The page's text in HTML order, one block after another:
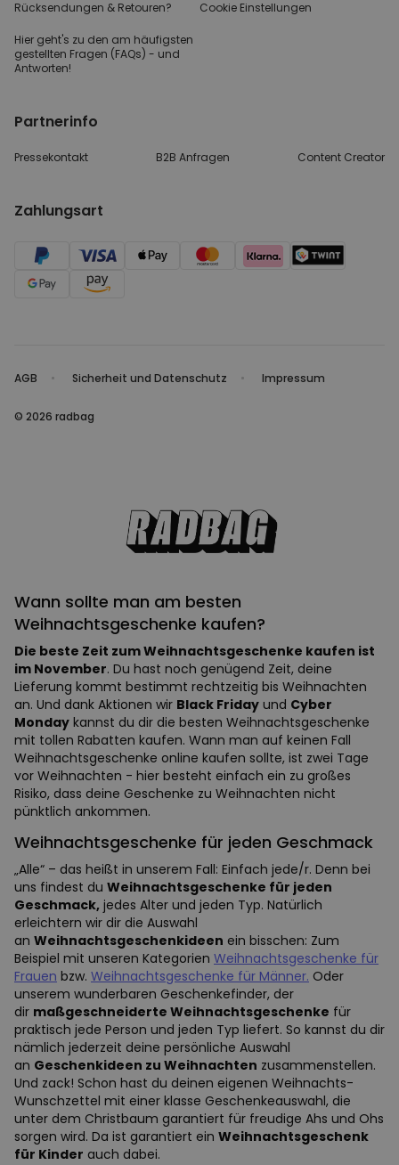
Rücksendungen & Retouren?
Hier geht's zu den am häufigsten
gestellten Fragen (FAQs) - und
Antworten!
Cookie Einstellungen
Partnerinfo
Pressekontakt B2B Anfragen Content Creator
Zahlungsart
AGB Sicherheit und Datenschutz Impressum
© 2026 radbag
Wann sollte man am besten
Weihnachtsgeschenke kaufen?
Die beste Zeit zum Weihnachtsgeschenke kaufen ist
im November. Du hast noch genügend Zeit, deine
Lieferung kommt bestimmt rechtzeitig bis Weihnachten
an. Und dank Aktionen wir Black Friday und Cyber
Monday kannst du dir die besten Weihnachtsgeschenke
mit tollen Rabatten kaufen. Wann man auf keinen Fall
Weihnachtsgeschenke online kaufen sollte, ist zwei Tage
vor Weihnachten - hier besteht einfach ein zu großes
Risiko, dass deine Geschenke zu Weihnachten nicht
pünktlich ankommen.
Weihnachtsgeschenke für jeden Geschmack
„Alle“ – das heißt in unserem Fall: Einfach jede/r. Denn bei
uns findest du Weihnachtsgeschenke für jeden
Geschmack, jedes Alter und jeden Typ. Natürlich
erleichtern wir dir die Auswahl
an Weihnachtsgeschenkideen ein bisschen: Zum
Beispiel mit unseren Kategorien Weihnachtsgeschenke für
Frauen bzw. Weihnachtsgeschenke für Männer. Oder
unserem wunderbaren Geschenkefinder, der
dir maßgeschneiderte Weihnachtsgeschenke für
praktisch jede Person und jeden Typ liefert. So kannst du dir
nämlich jederzeit deine persönliche Auswahl
an Geschenkideen zu Weihnachten zusammenstellen.
Und zack! Schon hast du deinen eigenen Weihnachts-
Wunschzettel mit einer klasse Geschenkeauswahl, die
unter dem Christbaum garantiert für freudige Ahs und Ohs
sorgen wird. Da ist garantiert ein Weihnachtsgeschenk
für Kinder auch dabei.